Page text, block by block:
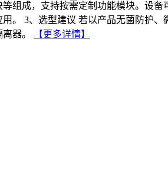
组成，支持按需定制功能模块。设
。 3、选型建议 若以产品无菌防护
器。
【更多详情】